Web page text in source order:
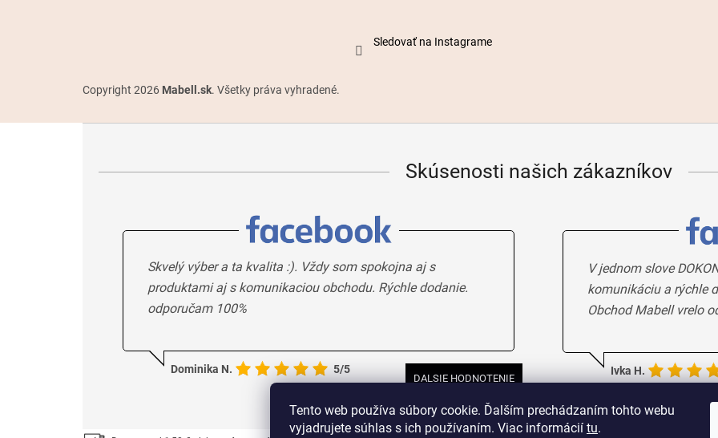
Tento web používa súbory cookie. Ďalším prechádzaním tohto webu
vyjadrujete súhlas s ich používaním. Viac informácií tu.
Sledovať na Instagrame
Copyright 2026 Mabell.sk. Všetky práva vyhradené.
Skúsenosti našich zákazníkov
Skvelý výber a ta kvalita :). Vždy som spokojna aj s
produktami aj s komunikaciou obchodu. Rýchle dodanie.
odporučam 100%
Dominika N. 5/5
DALSIE HODNOTENIE
V jednom slove
komunikáciu a rýchle
Obchod Mabell vrelo
Ivka H.